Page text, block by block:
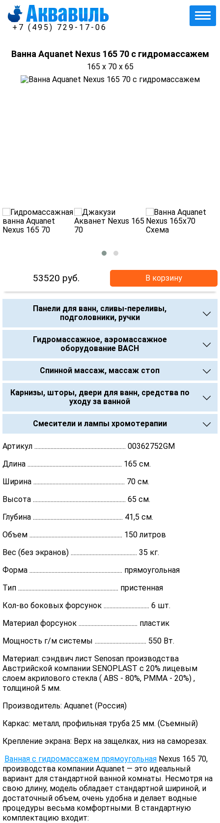
+7 (495) 729-17-06
Ванна Aquanet Nexus 165 70 с гидромассажем
165 x 70 x 65
53520 руб. В корзину
Панели для ванн, сливы-переливы,
подголовники, ручки
Гидромассажное, аэромассажное
оборудование BACH
Спинной массаж, массаж стоп
Карнизы, шторы, двери для ванн, средства по
уходу за ванной
Смесители и лампы хромотерапии
Артикул .............................................................. 00362752GM
Длина ................................................................ 165 см.
Ширина .............................................................. 70 см.
Высота ............................................................... 65 см.
Глубина ............................................................. 41,5 см.
Объем ............................................................... 150 литров
Вес (без экранов) ............................................. 35 кг.
Форма ............................................................... прямоугольная
Тип .................................................................... пристенная
Кол-во боковых форсунок ............................... 6 шт.
Материал форсунок ........................................ пластик
Мощность г/м системы ................................... 550 Вт.
Материал: сэндвич лист Senosan производства
Австрийской компании SENOPLAST c 20% лицевым
слоем акрилового стекла ( ABS - 80%, PMMA - 20%) ,
толщиной 5 мм.
Производитель: Aquanet (Россия)
Каркас: металл, профильная труба 25 мм. (Съемный)
Крепление экрана: Верх на защелках, низ на саморезах.
Ванная с гидромассажем прямоугольная Nexus 165 70,
производства компании Aquanet — это идеальный
вариант для стандартной ванной комнаты. Несмотря на
свою длину, модель обладает стандартной шириной, и
достаточный объем, очень удобна и делает водные
процедуры весьма комфортными. В стандартную
комплектацию входит: